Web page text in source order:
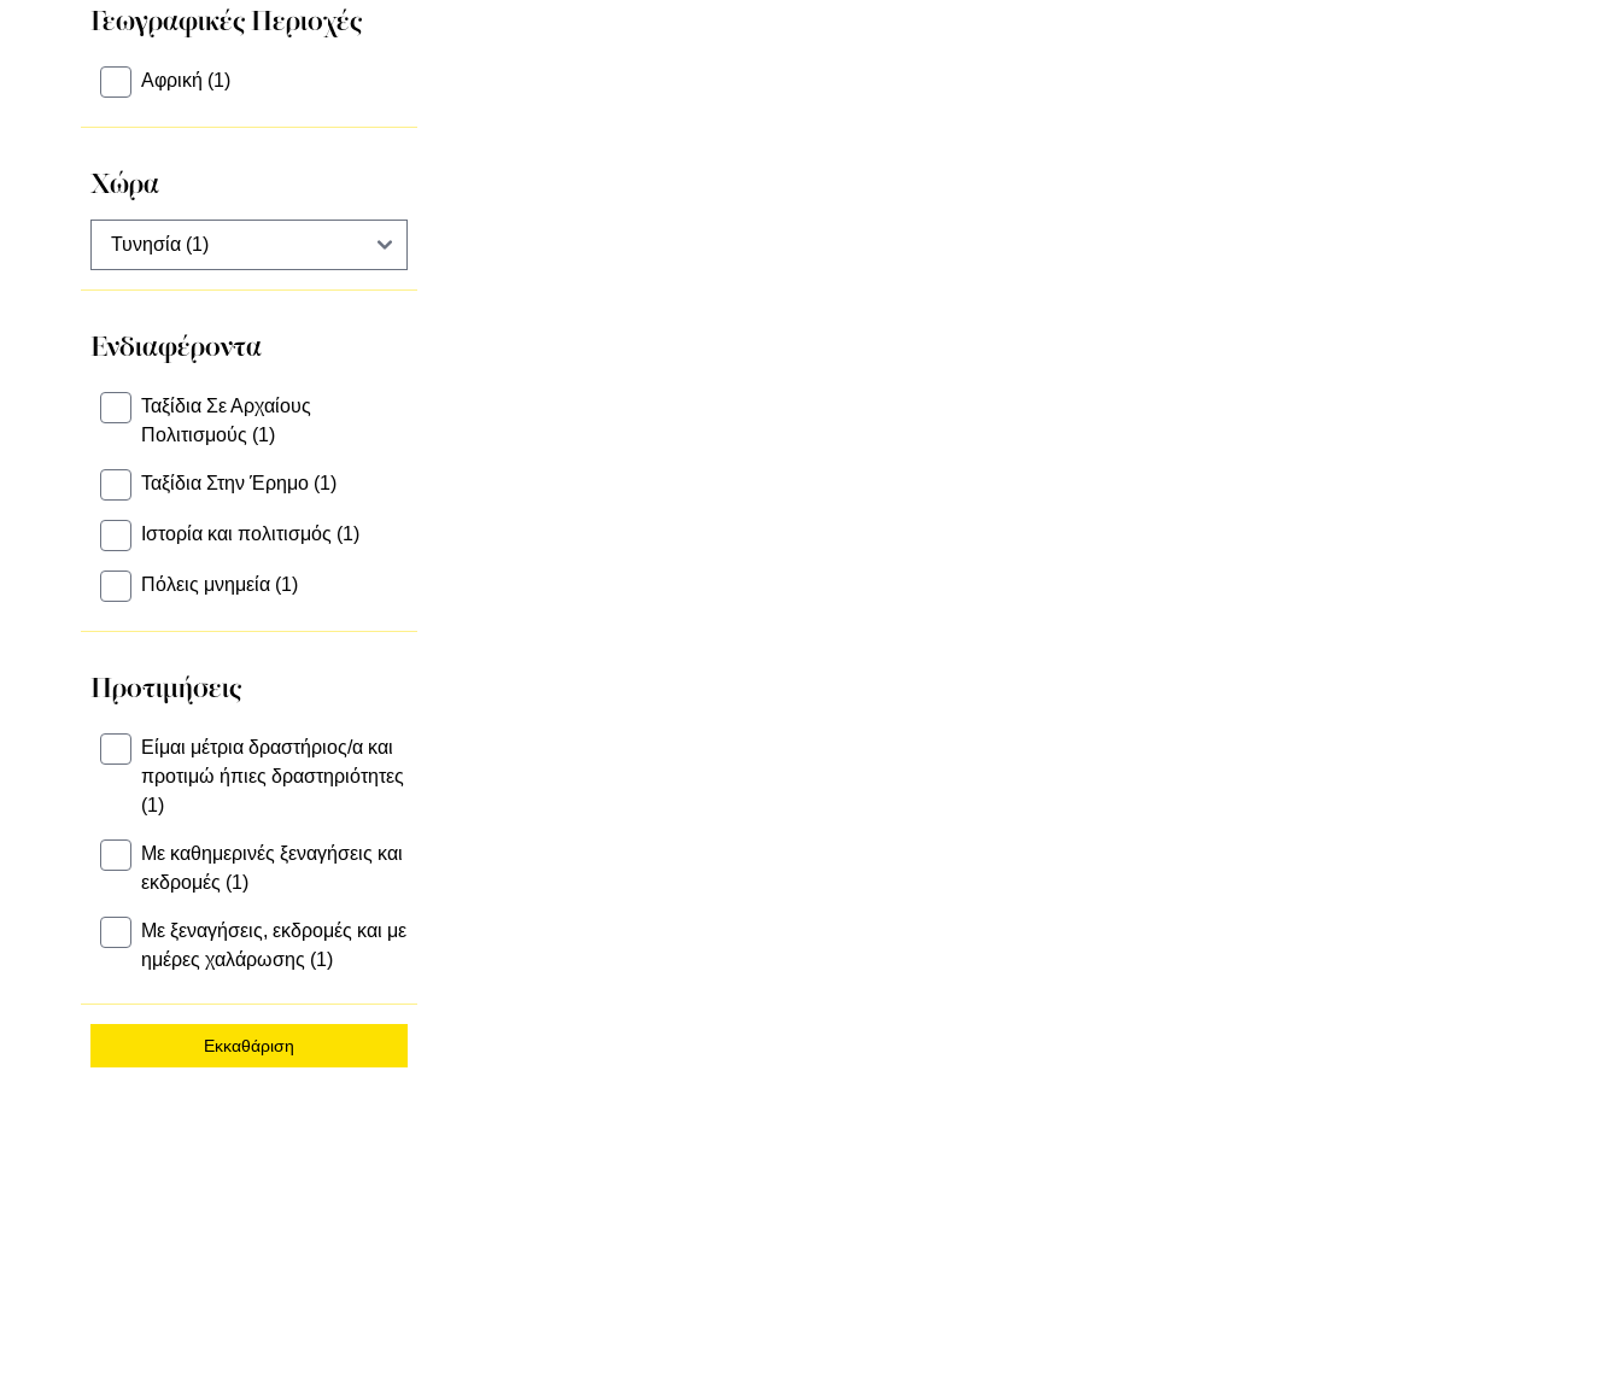
Γεωγραφικές Περιοχές
Αφρική (1)
Χώρα
Ενδιαφέροντα
Ταξίδια Σε Αρχαίους
Πολιτισμούς (1)
Ταξίδια Στην Έρημο (1)
Ιστορία και πολιτισμός (1)
Πόλεις μνημεία (1)
Προτιμήσεις
Είμαι μέτρια δραστήριος/α και
προτιμώ ήπιες δραστηριότητες
(1)
Με καθημερινές ξεναγήσεις και
εκδρομές (1)
Με ξεναγήσεις, εκδρομές και με
ημέρες χαλάρωσης (1)
Εκκαθάριση